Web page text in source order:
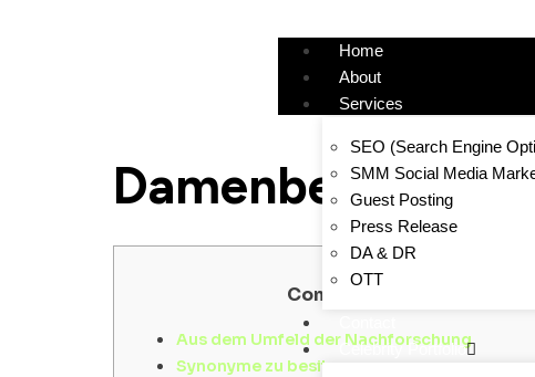
Home
About
Services
SEO (Search Engine
SMM Social Media
Guest Posting
Press Release
DA & DR
OTT
Celebrity Portfolio
Content
Aus dem Umfeld der Nachforschung
Synonyme zu besitzen